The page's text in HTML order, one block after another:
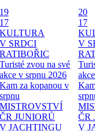
19
17
KULTURA
V SRDCI
RATIBOŘIC
Turisté zvou na své
akce v srpnu 2026
Kam za kopanou v
srpnu
MISTROVSTVÍ
ČR JUNIORŮ
V JACHTINGU
20
17
V
ČR
V